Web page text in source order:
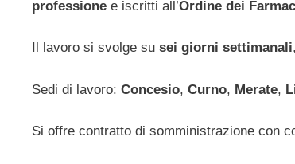
professione e iscritti all’Ordine dei
Il lavoro si svolge su sei giorni settimanali
Sedi di lavoro: Concesio, Curno, Merate,
Si offre contratto di somministrazione con